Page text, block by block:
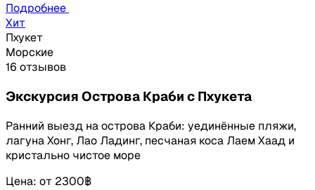
Подробнее
Хит
Пхукет
Морские
16 отзывов
Экскурсия Острова Краби с Пхукета
Ранний выезд на острова Краби: уединённые пляжи,
лагуна Хонг, Лао Ладинг, песчаная коса Лаем Хаад и
кристально чистое море
Цена: от 2300฿